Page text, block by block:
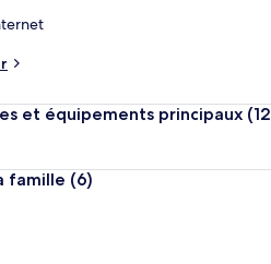
et équipements principaux
famille (6)